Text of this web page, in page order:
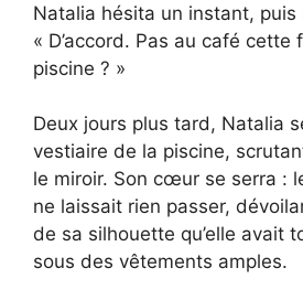
Natalia hésita un instant, puis
« D’accord. Pas au café cette
piscine ? »
Deux jours plus tard, Natalia
vestiaire de la piscine,
le miroir. Son cœur se serra :
ne laissait rien passer,
de sa silhouette qu’elle avait
sous des vêtements amples.